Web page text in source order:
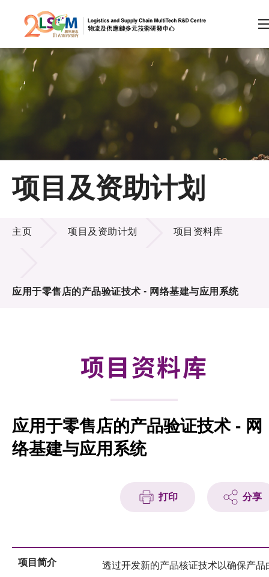
跳到内容（按回车键）
会员登录
A A EN 繁 简
主页
关于LSCM
技术商品化
合作计划
征求研发项目计划书
项目伙伴
项目及资助计划
项目及资助计划
主页 项目及资助计划 项目资料库
应用于零售店的产品验证技术 - 网络基建与应用系统
项目资料库
应用于零售店的产品验证技术 - 网
络基建与应用系统
打印 分享
项目简介
透过开发新的产品核证技术以确保产品